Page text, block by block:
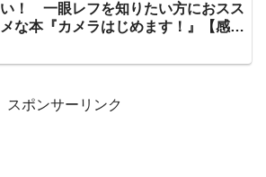
い！ 一眼レフを知りたい方におスス
メな本『カメラはじめます！』【感
スポンサーリンク